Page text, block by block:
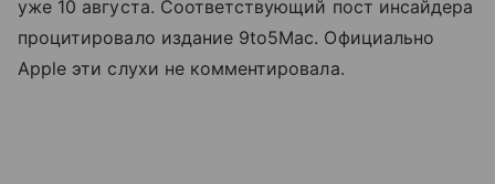
уже 10 августа. Соответствующий пост инсайдера
процитировало издание 9to5Mac. Официально
Apple эти слухи не комментировала.